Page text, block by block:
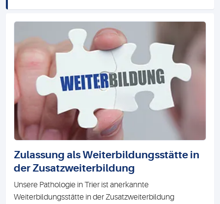
Zulassung als Weiterbildungsstätte in
der Zusatzweiterbildung
Unsere Pathologie in Trier ist anerkannte
Weiterbildungsstätte in der Zusatzweiterbildung